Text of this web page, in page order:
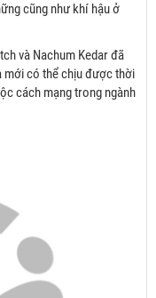
cũng như khí hậu ở
và Nachum Kedar đã
mới có thể chịu được thời
cách mạng trong ngành